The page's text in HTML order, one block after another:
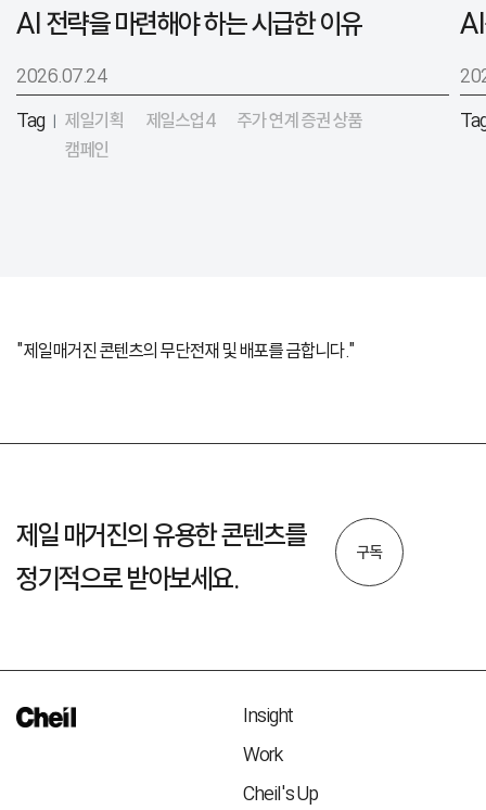
AI 전략을 마련해야 하는 시급한 이유
2026.07.24
Tag | 제일기획 제일스업4
주가 연계 증권 상품
캠페인
"제일매거진 콘텐츠의 무단전재 및 배포를 금합니다."
제일 매거진의 유용한 콘텐츠를
정기적으로 받아보세요.
구독
Insight
Work
Cheil's Up